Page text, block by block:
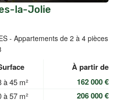
la-Jolie
- Appartements de 2 à 4 pièces
À partir de
à 45 m² 162 000 €
à 57 m² 206 000 €